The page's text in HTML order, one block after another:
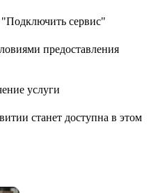
сервис"
предоставления
услуги
станет доступна в этом